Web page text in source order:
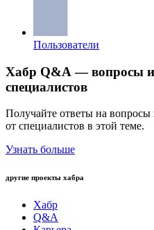
Пользователи
Хабр Q&A — вопросы и
специалистов
Получайте ответы на
от специалистов в этой теме.
Узнать больше
другие проекты хабра
Хабр
Q&A